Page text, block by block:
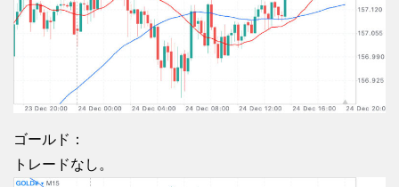
ゴールド：
トレードなし。